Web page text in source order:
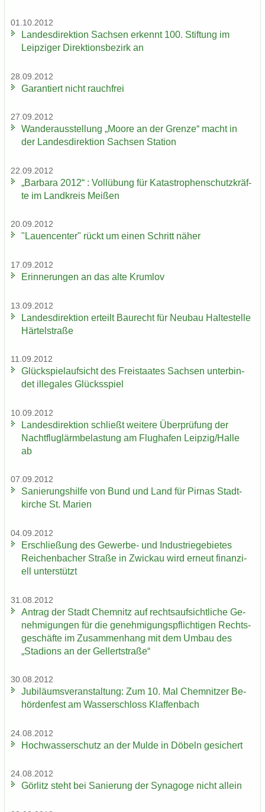
01.10.2012
Lan­des­di­rek­ti­on Sach­sen er­kennt 100. Stif­tung im
Leip­zi­ger Di­rek­ti­ons­be­zirk an
28.09.2012
Ga­ran­tiert nicht rauch­frei
27.09.2012
Wan­der­aus­stel­lung „Moore an der Gren­ze“ macht in
der Lan­des­di­rek­ti­on Sach­sen Sta­ti­on
22.09.2012
„Bar­ba­ra 2012“ : Voll­übung für Ka­ta­stro­phen­schutz­kräf­
te im Land­kreis Mei­ßen
20.09.2012
"Lau­en­cen­ter" rückt um einen Schritt näher
17.09.2012
Er­in­ne­run­gen an das alte Krum­lov
13.09.2012
Lan­des­di­rek­ti­on er­teilt Bau­recht für Neu­bau Hal­te­stel­le
Här­tel­stra­ße
11.09.2012
Glück­spiel­auf­sicht des Frei­staa­tes Sach­sen un­ter­bin­
det il­le­ga­les Glücks­spiel
10.09.2012
Lan­des­di­rek­ti­on schließt wei­te­re Über­prü­fung der
Nacht­flug­lärm­be­las­tung am Flug­ha­fen Leip­zig/Halle
ab
07.09.2012
Sa­nie­rungs­hil­fe von Bund und Land für Pirnas Stadt­
kir­che St. Ma­ri­en
04.09.2012
Er­schlie­ßung des Gewerbe-​ und In­dus­trie­ge­bie­tes
Rei­chen­ba­cher Stra­ße in Zwi­ckau wird er­neut fi­nan­zi­
ell un­ter­stützt
31.08.2012
An­trag der Stadt Chem­nitz auf rechts­auf­sicht­li­che Ge­
neh­mi­gun­gen für die ge­neh­mi­gungs­pflich­ti­gen Rechts­
ge­schäf­te im Zu­sam­men­hang mit dem Umbau des
„Sta­di­ons an der Gel­lert­stra­ße“
30.08.2012
Ju­bi­lä­ums­ver­an­stal­tung: Zum 10. Mal Chem­nit­zer Be­
hör­den­fest am Was­ser­schloss Klaf­fen­bach
24.08.2012
Hoch­was­ser­schutz an der Mulde in Dö­beln ge­si­chert
24.08.2012
Gör­litz steht bei Sa­nie­rung der Syn­ago­ge nicht al­lein